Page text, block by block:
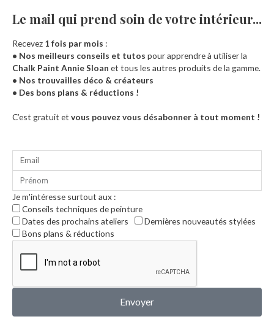
Accueil
Le mail qui prend soin de votre intérieur...​
Recevez 1 fois par mois :
• Nos meilleurs conseils et tutos pour apprendre à utiliser la
Chalk Paint Annie Sloan et tous les autres produits de la gamme.
• Nos trouvailles déco & créateurs
• Des bons plans & réductions !
C’est gratuit et vous pouvez vous désabonner à tout moment !
Je m'intéresse surtout aux :
Conseils techniques de peinture
Dates des prochains ateliers
Dernières nouveautés stylées
Bons plans & réductions
Envoyer